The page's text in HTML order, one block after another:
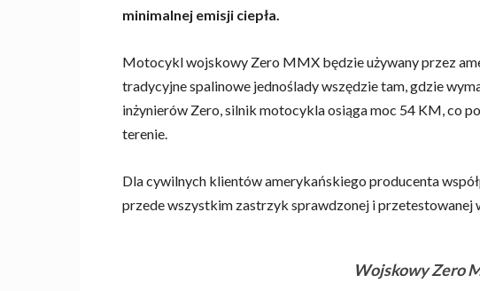
minimalnej emisji ciepła.
Motocykl wojskowy Zero MMX będzie używany przez
tradycyjne spalinowe jednoślady wszędzie tam, gdzie
inżynierów Zero, silnik motocykla osiąga moc 54 KM, co
terenie.
Dla cywilnych klientów amerykańskiego producenta
przede wszystkim zastrzyk sprawdzonej i przetestowanej
Wojskowy Zero